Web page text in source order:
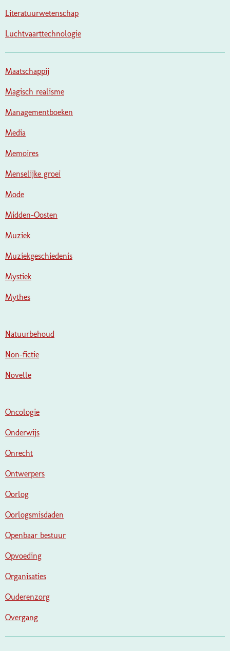
Literatuurwetenschap
Luchtvaarttechnologie
Maatschappij
Magisch realisme
Managementboeken
Media
Memoires
Menselijke groei
Mode
Midden-Oosten
Muziek
Muziekgeschiedenis
Mystiek
Mythes
Natuurbehoud
Non-fictie
Novelle
Oncologie
Onderwijs
Onrecht
Ontwerpers
Oorlog
Oorlogsmisdaden
Openbaar bestuur
Opvoeding
Organisaties
Ouderenzorg
Overgang